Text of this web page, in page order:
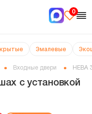
0
Эмалевые
Входные двери НЕВА
с установкой